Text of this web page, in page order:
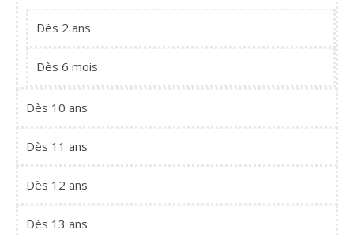
Dès 2 ans
Dès 6 mois
Dès 10 ans
Dès 11 ans
Dès 12 ans
Dès 13 ans